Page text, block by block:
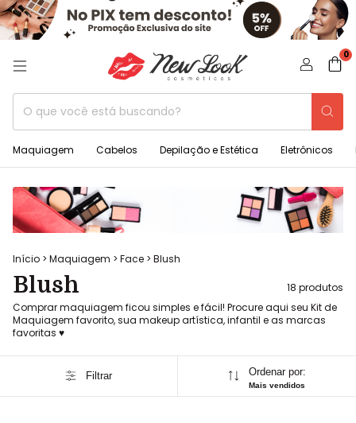
0
Maquiagem Cabelos Depilação e Estética Eletrônicos
Início > Maquiagem > Face > Blush
Blush
18 produtos
Comprar maquiagem ficou simples e fácil! Procure aqui seu Kit de
Maquiagem favorito, sua makeup artística, infantil e as marcas
favoritas ♥
Filtrar Ordenar por:
Mais vendidos